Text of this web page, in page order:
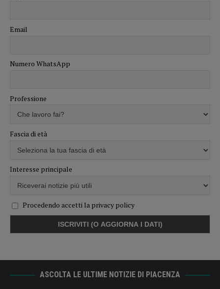
Email
Numero WhatsApp
Professione
Fascia di età
Interesse principale
Procedendo accetti la privacy policy
ASCOLTA LE ULTIME NOTIZIE DI PIACENZA